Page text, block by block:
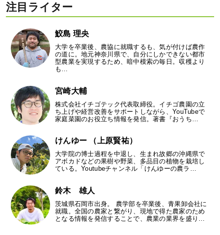
注目ライター
鮫島 理央
大学を卒業後、農協に就職するも、気が付けば農作
の道に。地元神奈川県で、自分にしかできない都市
型農業を実現するため、暗中模索の毎日。収穫より
も…
宮崎大輔
株式会社イチゴテック代表取締役。イチゴ農園の立
ち上げや経営改善をサポートしながら、YouTubeで
家庭菜園のお役立ち情報を発信。著書『おうち…
けんゆー （上原賢祐）
大学院の博士過程を中退し、生まれ故郷の沖縄県で
アボカドなどの果樹や野菜、多品目の植物を栽培し
ている。Youtubeチャンネル「けんゆーの農ラ…
鈴木 雄人
茨城県石岡市出身。 農学部を卒業後、青果卸会社に
就職。全国の農家と繋がり、現地で得た農家のため
となる情報を発信することで、農業の業界を盛り…